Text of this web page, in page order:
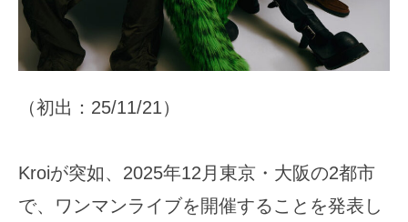
（初出：25/11/21）
Kroiが突如、2025年12月東京・大阪の2都市
で、ワンマンライブを開催することを発表し